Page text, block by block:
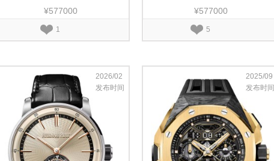
¥577000
1
¥577000
5
2026/02
发布时间
2025/09
发布时间